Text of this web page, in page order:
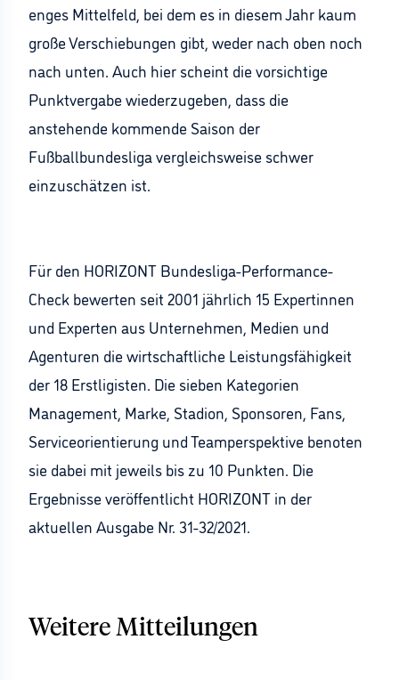
enges Mittelfeld, bei dem es in diesem Jahr kaum
große Verschiebungen gibt, weder nach oben noch
nach unten. Auch hier scheint die vorsichtige
Punktvergabe wiederzugeben, dass die
anstehende kommende Saison der
Fußballbundesliga vergleichsweise schwer
einzuschätzen ist.
Für den HORIZONT Bundesliga-Performance-
Check bewerten seit 2001 jährlich 15 Expertinnen
und Experten aus Unternehmen, Medien und
Agenturen die wirtschaftliche Leistungsfähigkeit
der 18 Erstligisten. Die sieben Kategorien
Management, Marke, Stadion, Sponsoren, Fans,
Serviceorientierung und Teamperspektive benoten
sie dabei mit jeweils bis zu 10 Punkten. Die
Ergebnisse veröffentlicht HORIZONT in der
aktuellen Ausgabe Nr. 31-32/2021.
Weitere Mitteilungen